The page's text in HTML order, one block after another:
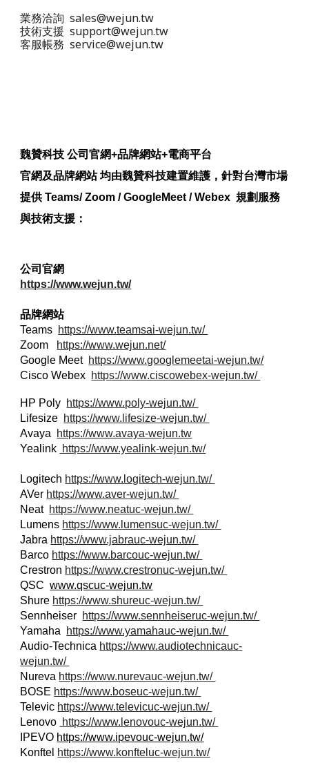
業務洽詢 sales@wejun.tw
技術支援 support@wejun.tw
客服帳務 service@wejun.tw
魏贊科技 公司官網+品牌網站+電商平台
官網及品牌網站 均由魏贊科技建置維護，針對台灣市場
提供 Teams/ Zoom / GoogleMeet / Webex 規劃服務
與技術支援：
公司官網
https://www.wejun.tw/
品牌網站
Teams https://www.teamsai-wejun.tw/
Zoom https://www.wejun.net/
Google Meet https://www.googlemeetai-wejun.tw/
Cisco Webex https://www.ciscowebex-wejun.tw/
HP Poly https://www.poly-wejun.tw/
Lifesize https://www.lifesize-wejun.tw/
Avaya https://www.avaya-wejun.tw
Yealink https://www.yealink-wejun.tw/
Logitech https://www.logitech-wejun.tw/
AVer https://www.aver-wejun.tw/
Neat https://www.neatuc-wejun.tw/
Lumens https://www.lumensuc-wejun.tw/
Jabra https://www.jabrauc-wejun.tw/
Barco https://www.barcouc-wejun.tw/
Crestron https://www.crestronuc-wejun.tw/
QSCwww.qscuc-wejun.tw
Shure https://www.shureuc-wejun.tw/
Sennheiser https://www.sennheiseruc-wejun.tw/
Yamaha https://www.yamahauc-wejun.tw/
Audio-Technica https://www.audiotechnicauc-
wejun.tw/
Nureva https://www.nurevauc-wejun.tw/
BOSE https://www.boseuc-wejun.tw/
Televic https://www.televicuc-wejun.tw/
Lenovo https://www.lenovouc-wejun.tw/
IPEVO https://www.ipevouc-wejun.tw/
Konftel https://www.konfteluc-wejun.tw/